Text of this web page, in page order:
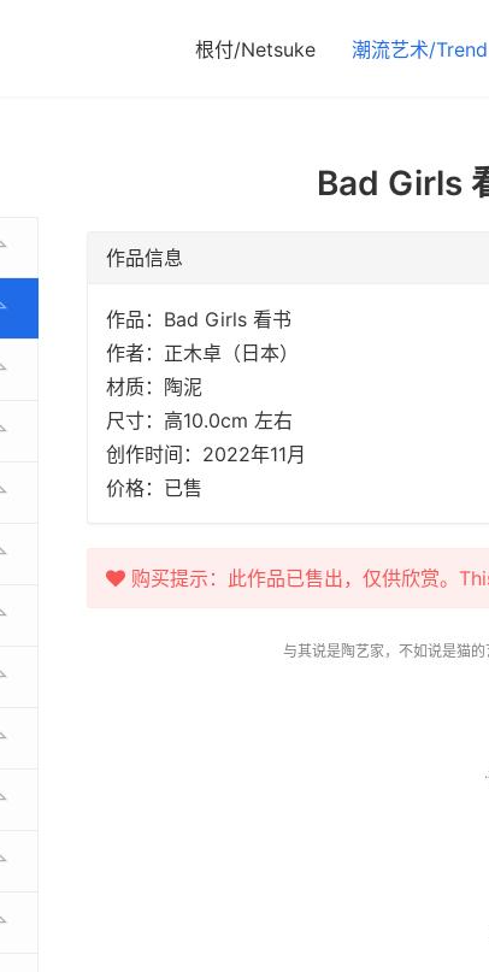
根付/Netsuke 潮流艺术/
Bad Girls
作品信息
作品：Bad Girls 看书
作者：正木卓（日本）
材质：陶泥
尺寸：高10.0cm 左右
创作时间：2022年11月
价格：已售
购买提示：此作品已售出，仅供欣赏。
与其说是陶艺家，不如说是猫